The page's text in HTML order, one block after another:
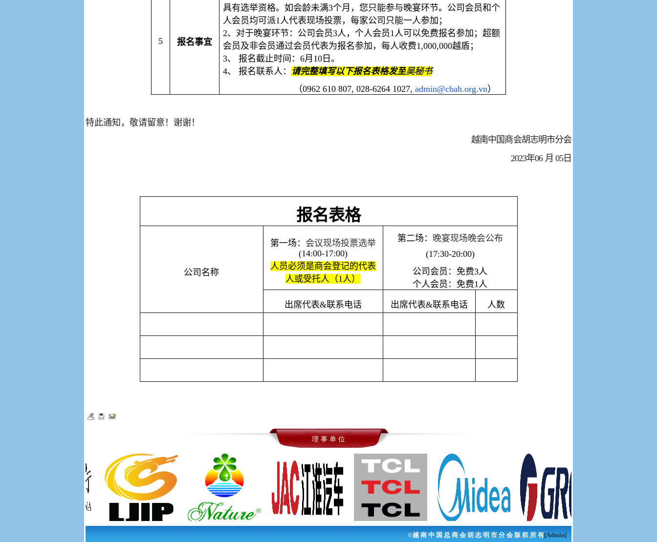
5 报名事宜
具有选举资格。如会龄未满3个月，您只能参与晚宴环节。公司会员和个
人会员均可派1人代表现场投票，每家公司只能一人参加；
2、对于晚宴环节：公司会员3人，个人会员1人可以免费报名参加；超额
会员及非会员通过会员代表为报名参加，每人收费1,000,000越盾；
3、 报名截止时间：6月 10 日。
4、 报名联系人： 请完整填写以下报名表格发至吴秘书
（0962 610 807, 028-6264 1027,admin@cbah.org.vn）
特此通知，敬请留意！谢谢！
越南中国商会胡志明市分会
2023年06 月 05日
报名表格
公司名称
第一场： 会议现场投票选举
(14:00-17:00)
人员必须是商会登记的代表
人或受托人（1人）
第二场： 晚宴现场晚会公布
(17:30-20:00)
公司会员：免费3人
个人会员：免费1人
出席代表&联系电话 出席代表&联系电话 人数
理 事 单 位
©越 南 中 国 总 商 会 胡 志 明 市 分 会 版 权 所 有[Admin]